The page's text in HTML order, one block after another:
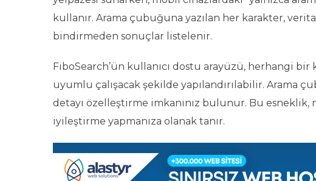
kullanır. Arama çubuğuna yazılan her karakter,
bindirmeden sonuçlar listelenir.
FiboSearch’ün kullanıcı dostu arayüzü, herhangi
uyumlu çalışacak şekilde yapılandırılabilir.
detayı özelleştirme imkanınız bulunur. Bu
iyileştirme yapmanıza olanak tanır.